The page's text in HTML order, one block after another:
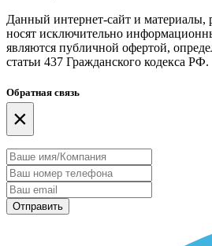
Данный интернет-сайт и материалы,
носят исключительно
являются публичной офертой,
статьи 437 Гражданского кодекса РФ.
Обратная связь
×
Отправить